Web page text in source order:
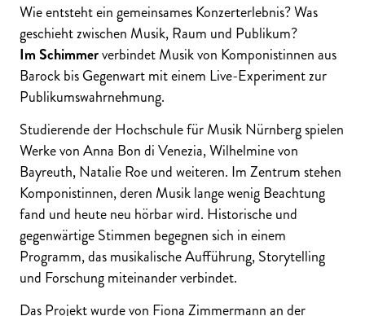
Wie entsteht ein gemeinsames Konzerterlebnis? Was
geschieht zwischen Musik, Raum und Publikum?
Im Schimmerverbindet Musik von Komponistinnen aus
Barock bis Gegenwart mit einem Live-Experiment zur
Publikumswahrnehmung.
Studierende der Hochschule für Musik Nürnberg spielen
Werke von Anna Bon di Venezia, Wilhelmine von
Bayreuth, Natalie Roe und weiteren. Im Zentrum stehen
Komponistinnen, deren Musik lange wenig Beachtung
fand und heute neu hörbar wird. Historische und
gegenwärtige Stimmen begegnen sich in einem
Programm, das musikalische Aufführung, Storytelling
und Forschung miteinander verbindet.
Das Projekt wurde von Fiona Zimmermann an der